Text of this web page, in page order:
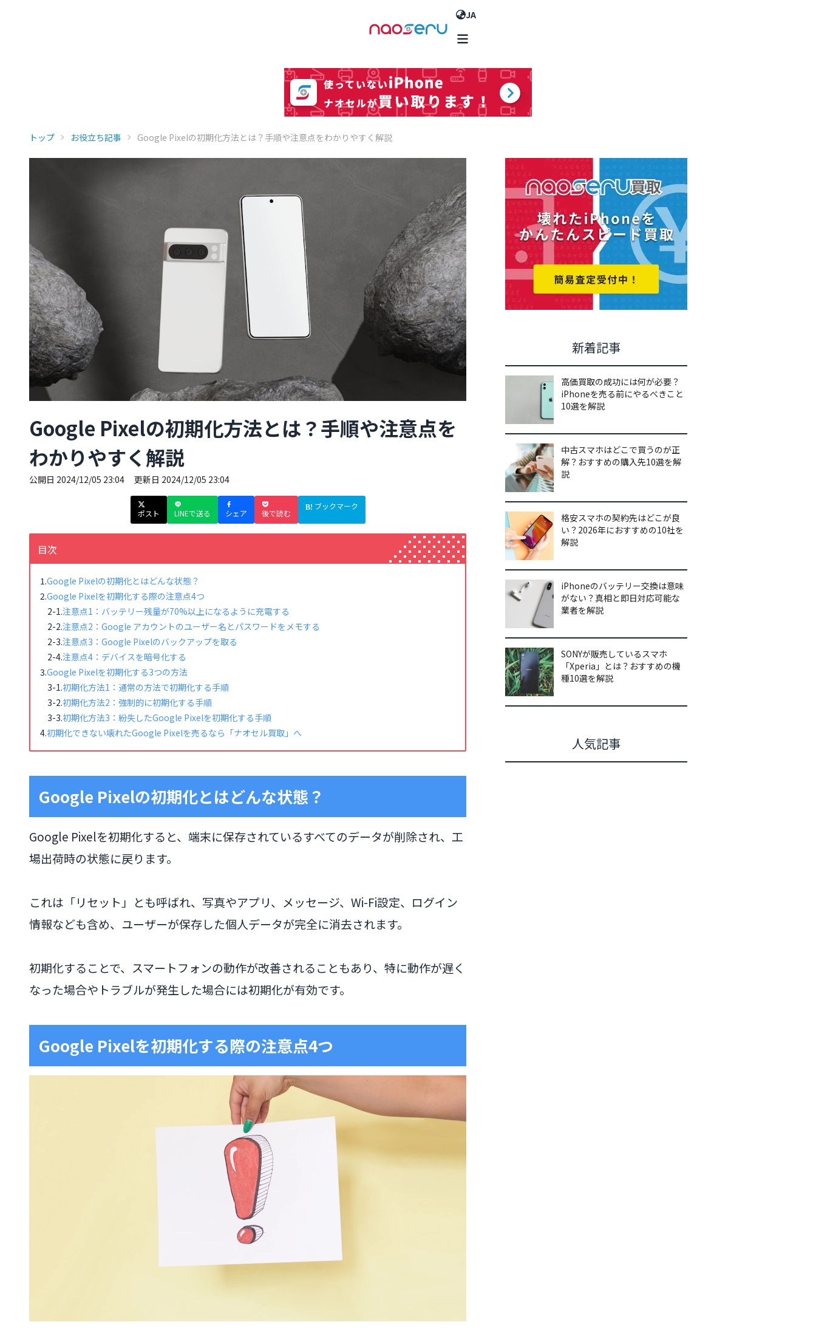
JA
トップ お役立ち記事 Google Pixelの初期化方法とは？手順や注意点をわかりやすく解説
Google Pixelの初期化方法とは？手順や注意点を
わかりやすく解説
公開日 2024/12/05 23:04 更新日 2024/12/05 23:04
ポスト LINEで送る シェア 後で読む
ブックマーク
目次
Google Pixelの初期化とはどんな状態？
Google Pixelを初期化する際の注意点4つ
注意点1：バッテリー残量が70%以上になるように充電する
注意点2：Google アカウントのユーザー名とパスワードをメモする
注意点3：Google Pixelのバックアップを取る
注意点4：デバイスを暗号化する
Google Pixelを初期化する3つの方法
初期化方法1：通常の方法で初期化する手順
初期化方法2：強制的に初期化する手順
初期化方法3：紛失したGoogle Pixelを初期化する手順
初期化できない壊れたGoogle Pixelを売るなら「ナオセル買取」へ
Google Pixelの初期化とはどんな状態？
Google Pixelを初期化すると、端末に保存されているすべてのデータが削除され、工
場出荷時の状態に戻ります。
これは「リセット」とも呼ばれ、写真やアプリ、メッセージ、Wi-Fi設定、ログイン
情報なども含め、ユーザーが保存した個人データが完全に消去されます。
初期化することで、スマートフォンの動作が改善されることもあり、特に動作が遅く
なった場合やトラブルが発生した場合には初期化が有効です。
Google Pixelを初期化する際の注意点4つ
新着記事
高価買取の成功には何が必要？
iPhoneを売る前にやるべきこと
10選を解説
中古スマホはどこで買うのが正
解？おすすめの購入先10選を解
説
格安スマホの契約先はどこが良
い？2026年におすすめの10社を
解説
iPhoneのバッテリー交換は意味
がない？真相と即日対応可能な
業者を解説
SONYが販売しているスマホ
「Xperia」とは？おすすめの機
種10選を解説
人気記事